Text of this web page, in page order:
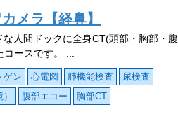
メラ【経鼻】
人間ドックに全身CT(頭部・胸部・腹
ースです。 ...
ゲン 心電図 肺機能検査
尿検査
腹部エコー 胸部CT